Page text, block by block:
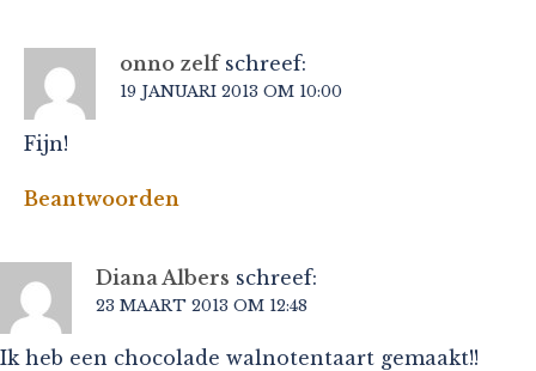
onno zelf schreef:
19 JANUARI 2013 OM 10:00
Fijn!
Beantwoorden
Diana Albers schreef:
23 MAART 2013 OM 12:48
Ik heb een chocolade walnotentaart gemaakt!!